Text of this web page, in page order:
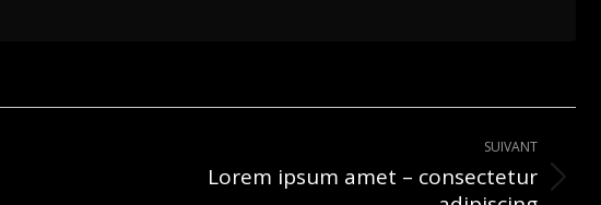
SUIVANT
Lorem ipsum amet – consectetur